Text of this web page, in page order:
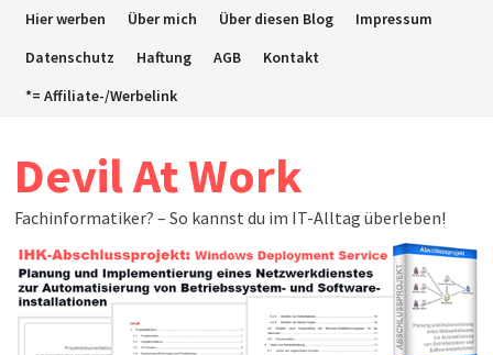
ZumHier werben Über mich Über diesen Blog
Impressum
Datenschutz
Haftung AGB
Kontakt
*= Affiliate-/Werbelink
Devil At Work
Fachinformatiker? – So kannst du im IT-Alltag überleben!